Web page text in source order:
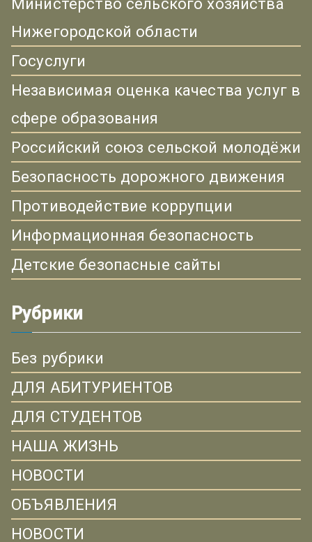
Министерство сельского хозяйства
Нижегородской области
Госуслуги
Независимая оценка качества услуг в
сфере образования
Российский союз сельской молодёжи
Безопасность дорожного движения
Противодействие коррупции
Информационная безопасность
Детские безопасные сайты
Рубрики
Без рубрики
ДЛЯ АБИТУРИЕНТОВ
ДЛЯ СТУДЕНТОВ
НАША ЖИЗНЬ
НОВОСТИ
ОБЪЯВЛЕНИЯ
НОВОСТИ